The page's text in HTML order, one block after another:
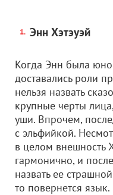
Энн Хэтэуэй
Когда Энн была
доставались роли
нельзя назвать
крупные черты
уши. Впрочем,
с эльфийкой.
в целом внешность
гармонично, и
назвать ее
то повернется язык.